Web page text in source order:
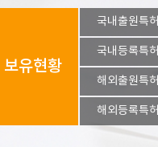
보유현황
국내출원특허
국내등록특허
해외출원특허
해외등록특허